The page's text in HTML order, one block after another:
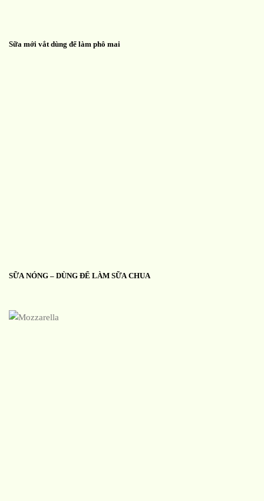
Sữa mới vắt dùng để làm phô mai
SỮA NÓNG – DÙNG ĐỂ LÀM SỮA CHUA